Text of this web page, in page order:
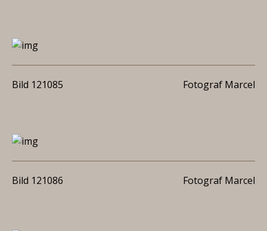
Bild 121085 Fotograf Marcel
Bild 121086 Fotograf Marcel